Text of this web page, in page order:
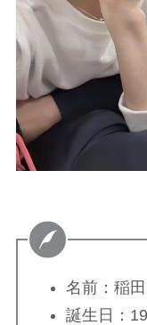
名前：稲
誕生日：